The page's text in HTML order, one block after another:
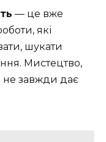
— це вже
які
шукати
Мистецтво,
не завжди дає